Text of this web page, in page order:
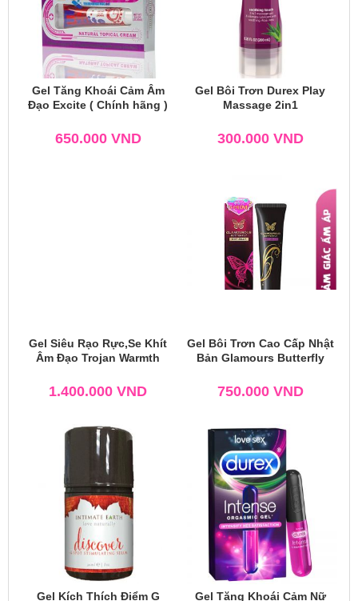
Gel Tăng Khoái Cảm Âm
Đạo Excite ( Chính hãng )
650.000 VND
Gel Bôi Trơn Durex Play
Massage 2in1
300.000 VND
Gel Siêu Rạo Rực,Se Khít
Âm Đạo Trojan Warmth
1.400.000 VND
Gel Bôi Trơn Cao Cấp Nhật
Bản Glamours Butterfly
750.000 VND
Gel Kích Thích Điểm G
Gel Tăng Khoái Cảm Nữ